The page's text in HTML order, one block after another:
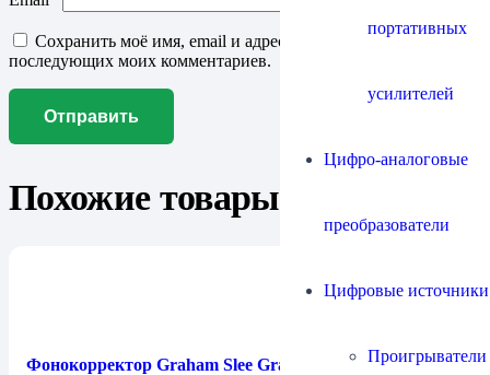
портативных
усилителей
Цифро-аналоговые
преобразователи
Цифровые источники
Сохранить моё имя, email и адрес сайта в этом браузере для
последующих моих комментариев.
Похожие товары
Фонокорректор Graham Slee Gram Amp 3 Fanfare (MC)